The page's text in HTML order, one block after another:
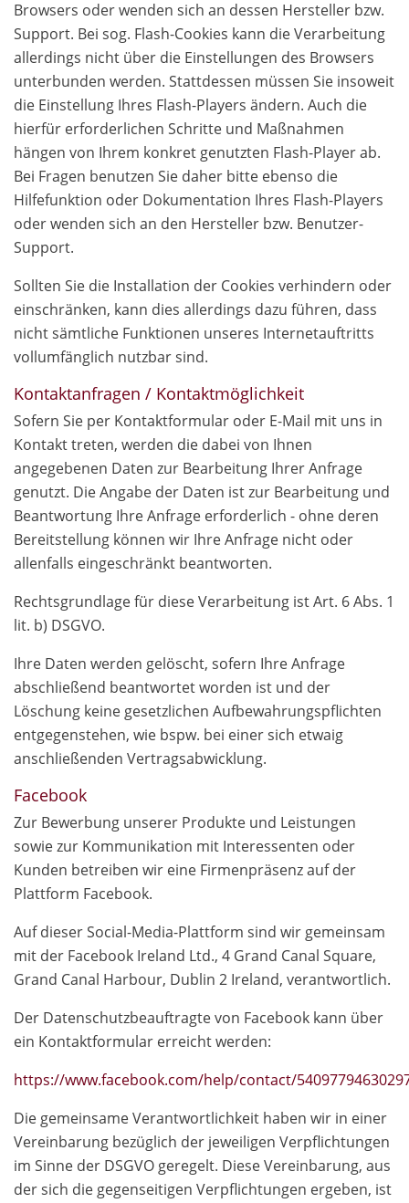
Browsers oder wenden sich an dessen Hersteller bzw.
Support. Bei sog. Flash-Cookies kann die Verarbeitung
allerdings nicht über die Einstellungen des Browsers
unterbunden werden. Stattdessen müssen Sie insoweit
die Einstellung Ihres Flash-Players ändern. Auch die
hierfür erforderlichen Schritte und Maßnahmen
hängen von Ihrem konkret genutzten Flash-Player ab.
Bei Fragen benutzen Sie daher bitte ebenso die
Hilfefunktion oder Dokumentation Ihres Flash-Players
oder wenden sich an den Hersteller bzw. Benutzer-
Support.
Sollten Sie die Installation der Cookies verhindern oder
einschränken, kann dies allerdings dazu führen, dass
nicht sämtliche Funktionen unseres Internetauftritts
vollumfänglich nutzbar sind.
Kontaktanfragen / Kontaktmöglichkeit
Sofern Sie per Kontaktformular oder E-Mail mit uns in
Kontakt treten, werden die dabei von Ihnen
angegebenen Daten zur Bearbeitung Ihrer Anfrage
genutzt. Die Angabe der Daten ist zur Bearbeitung und
Beantwortung Ihre Anfrage erforderlich - ohne deren
Bereitstellung können wir Ihre Anfrage nicht oder
allenfalls eingeschränkt beantworten.
Rechtsgrundlage für diese Verarbeitung ist Art. 6 Abs. 1
lit. b) DSGVO.
Ihre Daten werden gelöscht, sofern Ihre Anfrage
abschließend beantwortet worden ist und der
Löschung keine gesetzlichen Aufbewahrungspflichten
entgegenstehen, wie bspw. bei einer sich etwaig
anschließenden Vertragsabwicklung.
Facebook
Zur Bewerbung unserer Produkte und Leistungen
sowie zur Kommunikation mit Interessenten oder
Kunden betreiben wir eine Firmenpräsenz auf der
Plattform Facebook.
Auf dieser Social-Media-Plattform sind wir gemeinsam
mit der Facebook Ireland Ltd., 4 Grand Canal Square,
Grand Canal Harbour, Dublin 2 Ireland, verantwortlich.
Der Datenschutzbeauftragte von Facebook kann über
ein Kontaktformular erreicht werden:
https://www.facebook.com/help/contact/
Die gemeinsame Verantwortlichkeit haben wir in einer
Vereinbarung bezüglich der jeweiligen Verpflichtungen
im Sinne der DSGVO geregelt. Diese Vereinbarung, aus
der sich die gegenseitigen Verpflichtungen ergeben, ist